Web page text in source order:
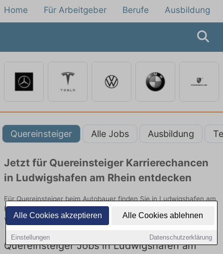
Alle Cookies akzeptieren Alle Cookies ablehnen
Einstellungen Datenschutzerklärung
Home Für Arbeitgeber Berufe Ausbildung
Quereinsteiger Alle Jobs Ausbildung
Jetzt für Quereinsteiger Karrierechancen
in Ludwigshafen am Rhein entdecken
Für Quereinsteiger beim Autobauer finden Sie in Ludwigshafen am
Rhein hier die aktuellsten Angebote. Entdecken Sie freie Optionen
von Top-Arbeitgebern und bewerben Sie sich noch heute.
Quereinsteiger Jobs in Ludwigshafen am